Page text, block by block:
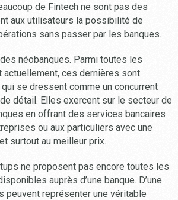
de Fintech ne sont pas des
aux utilisateurs la possibilité de
sans passer par les banques.
néobanques. Parmi toutes les
ces dernières sont
se dressent comme un concurrent
détail. Elles exercent sur le secteur de
en offrant des services bancaires
ou aux particuliers avec une
surtout au meilleur prix.
ne proposent pas encore toutes les
auprès d’une banque. D’une
peuvent représenter une véritable